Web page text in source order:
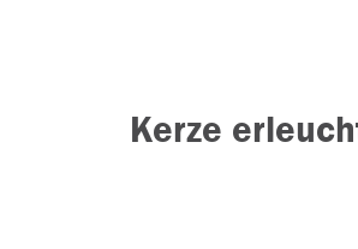
Kerze